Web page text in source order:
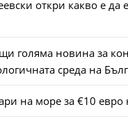
откри какво е да
голяма новина за
среда на
на море за €10 евро